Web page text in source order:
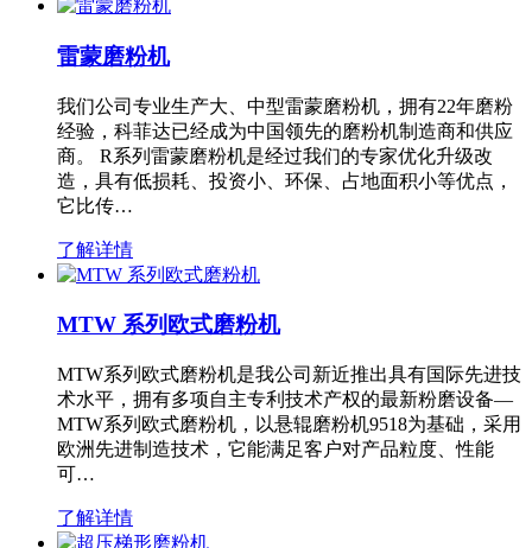
雷蒙磨粉机
我们公司专业生产大、中型雷蒙磨粉机，拥有22年磨粉
经验，科菲达已经成为中国领先的磨粉机制造商和供应
商。 R系列雷蒙磨粉机是经过我们的专家优化升级改
造，具有低损耗、投资小、环保、占地面积小等优点，
它比传…
了解详情
MTW 系列欧式磨粉机
MTW系列欧式磨粉机是我公司新近推出具有国际先进技
术水平，拥有多项自主专利技术产权的最新粉磨设备—
MTW系列欧式磨粉机，以悬辊磨粉机9518为基础，采用
欧洲先进制造技术，它能满足客户对产品粒度、性能
可…
了解详情